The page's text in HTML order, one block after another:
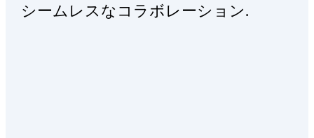
シームレスなコラボレーション.